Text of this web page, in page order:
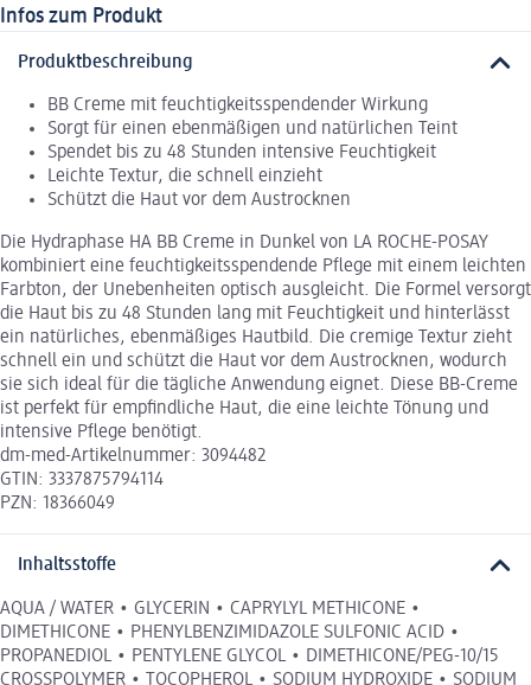
Infos zum Produkt
Produktbeschreibung
BB Creme mit feuchtigkeitsspendender Wirkung
Sorgt für einen ebenmäßigen und natürlichen Teint
Spendet bis zu 48 Stunden intensive Feuchtigkeit
Leichte Textur, die schnell einzieht
Schützt die Haut vor dem Austrocknen
Die Hydraphase HA BB Creme in Dunkel von LA ROCHE-POSAY
kombiniert eine feuchtigkeitsspendende Pflege mit einem leichten
Farbton, der Unebenheiten optisch ausgleicht. Die Formel versorgt
die Haut bis zu 48 Stunden lang mit Feuchtigkeit und hinterlässt
ein natürliches, ebenmäßiges Hautbild. Die cremige Textur zieht
schnell ein und schützt die Haut vor dem Austrocknen, wodurch
sie sich ideal für die tägliche Anwendung eignet. Diese BB-Creme
ist perfekt für empfindliche Haut, die eine leichte Tönung und
intensive Pflege benötigt.
dm-med-Artikelnummer: 3094482
GTIN: 3337875794114
PZN: 18366049
Inhaltsstoffe
AQUA / WATER • GLYCERIN • CAPRYLYL METHICONE •
DIMETHICONE • PHENYLBENZIMIDAZOLE SULFONIC ACID •
PROPANEDIOL • PENTYLENE GLYCOL • DIMETHICONE/PEG-10/15
CROSSPOLYMER • TOCOPHEROL • SODIUM HYDROXIDE • SODIUM